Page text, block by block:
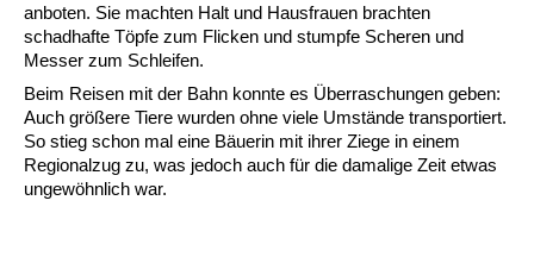
anboten. Sie machten Halt und Hausfrauen brachten
schadhafte Töpfe zum Flicken und stumpfe Scheren und
Messer zum Schleifen.
Beim Reisen mit der Bahn konnte es Überraschungen geben:
Auch größere Tiere wurden ohne viele Umstände transportiert.
So stieg schon mal eine Bäuerin mit ihrer Ziege in einem
Regionalzug zu, was jedoch auch für die damalige Zeit etwas
ungewöhnlich war.